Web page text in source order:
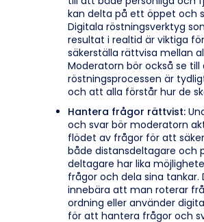
kan delta på ett öppet och
Digitala röstningsverktyg
resultat i realtid är viktiga
säkerställa rättvisa mellan
Moderatorn bör också se till
röstningsprocessen är
och att alla förstår hur de
Hantera frågor rättvist:
och svar bör moderatorn
flödet av frågor för att
både distansdeltagare och
deltagare har lika
frågor och dela sina tankar.
innebära att man roterar
ordning eller använder
för att hantera frågor och